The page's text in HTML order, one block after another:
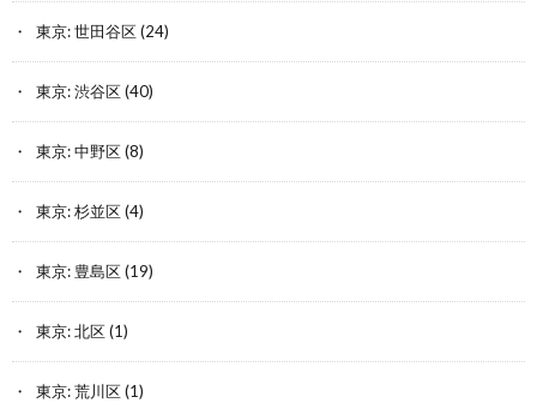
東京: 世田谷区(24)
東京: 渋谷区(40)
東京: 中野区(8)
東京: 杉並区(4)
東京: 豊島区(19)
東京: 北区(1)
東京: 荒川区(1)